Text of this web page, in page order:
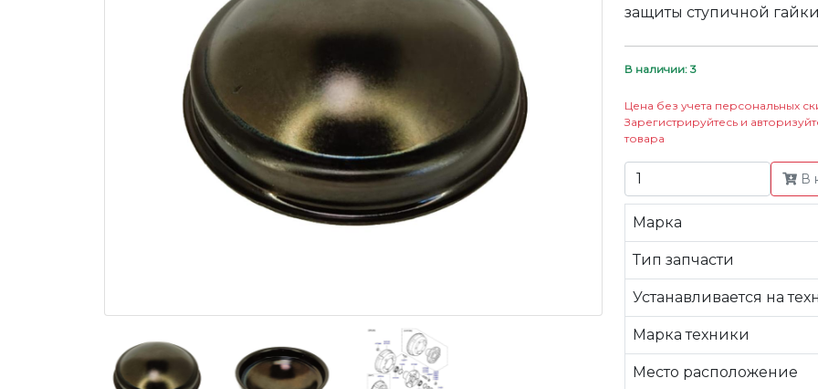
защиты ступичной
В наличии: 3
Цена без учета персональных
Зарегистрируйтесь и
товара
В
Марка
Тип запчасти
Устанавливается на
Марка техники
Место расположение